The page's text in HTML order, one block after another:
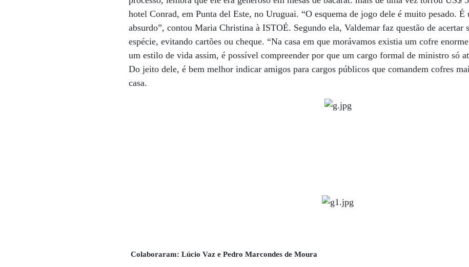
hotel Conrad, em Punta del Este, no Uruguai. “O esquema de jogo dele é muito pesado. É
absurdo”, contou Maria Christina à ISTOÉ. Segundo ela, Valdemar faz questão de acertar
espécie, evitando cartões ou cheque. “Na casa em que morávamos existia um cofre
um estilo de vida assim, é possível compreender por que um cargo formal de ministro só
Do jeito dele, é bem melhor indicar amigos para cargos públicos que comandem cofres
casa.
Colaboraram: Lúcio Vaz e Pedro Marcondes de Moura